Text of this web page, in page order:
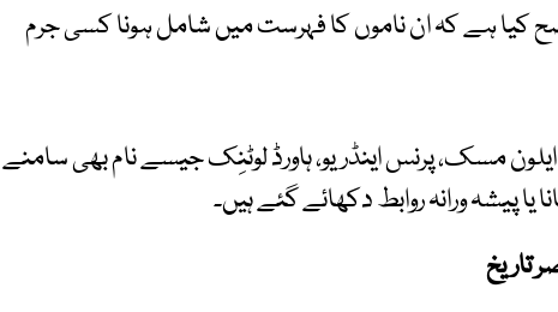
کیا ہے کہ ان ناموں کا فہرست میں شامل ہونا کسی جرم
مسک، پرنس اینڈریو، ہاورڈ لوٹنِک جیسے نام بھی سامنے
پیشہ ورانہ روابط دکھائے گئے ہیں۔
تاریخ